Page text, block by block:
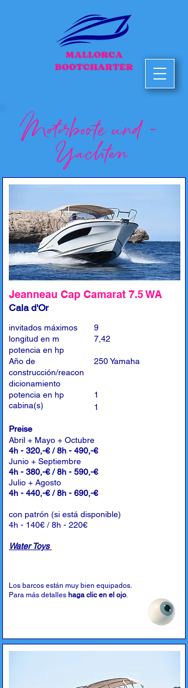
Motorboote und -
Yachten
Jeanneau Cap Camarat 7.5 WA
Cala d'Or
invitados máximos
longitud en m
potencia en hp
Año de
construcción/reacon
dicionamiento
potencia en hp
cabina(s)
9
7,42
250 Yamaha
1
1
Preise
Abril + Mayo + Octubre
4h - 320,-€ / 8h - 490,-€
Junio + Septiembre
4h - 380,-€ / 8h - 590,-€
Julio + Agosto
4h - 440,-€ / 8h - 690,-€
con patrón (si está disponible)
4h - 140€ / 8h - 220€
Water Toys
Los barcos están muy bien equipados.
Para más detalles haga clic en el ojo.